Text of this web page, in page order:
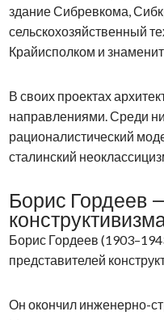
здание Сибревкома,
сельскохозяйственный
Крайисполком и
В своих проектах
направлениями. Среди
рационалистический
сталинский
Борис Гордеев
Борис Гордеев
представителей
Он окончил инженерно-